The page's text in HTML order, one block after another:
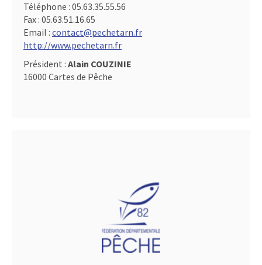
Téléphone : 05.63.35.55.56
Fax : 05.63.51.16.65
Email : contact@pechetarn.fr
http://www.pechetarn.fr
Président : Alain COUZINIE
16000 Cartes de Pêche